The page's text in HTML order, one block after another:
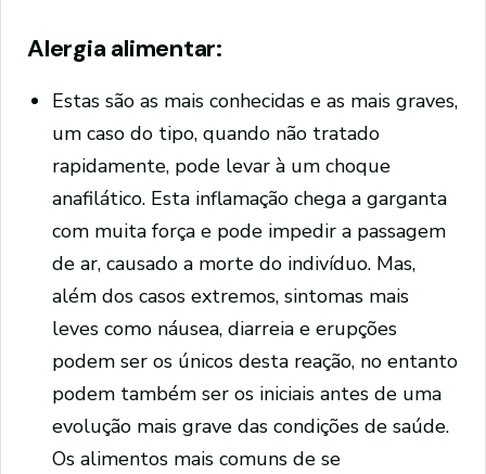
Alergia alimentar:
Estas são as mais conhecidas e as mais graves,
um caso do tipo, quando não tratado
rapidamente, pode levar à um choque
anafilático. Esta inflamação chega a garganta
com muita força e pode impedir a passagem
de ar, causado a morte do indivíduo. Mas,
além dos casos extremos, sintomas mais
leves como náusea, diarreia e erupções
podem ser os únicos desta reação, no entanto
podem também ser os iniciais antes de uma
evolução mais grave das condições de saúde.
Os alimentos mais comuns de se